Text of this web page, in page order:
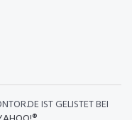
IST GELISTET BEI